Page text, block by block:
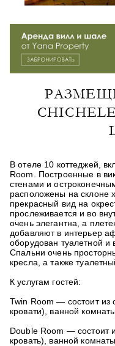
В отеле 10 коттеджей,
Room. Построенные в
стенами и
расположены на склоне
прекрасный вид на
прослеживается и во
очень элегантна, а
добавляют в интерьер
оборудован туалетной
Спальни очень
кресла, а также
К услугам гостей:
Twin Room — состоит из
кровати), ванной
Double Room — состоит
кровать), ванной